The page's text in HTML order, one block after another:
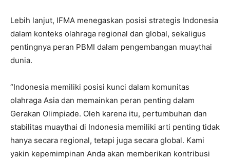
Lebih lanjut, IFMA menegaskan posisi strategis Indonesia
dalam konteks olahraga regional dan global, sekaligus
pentingnya peran PBMI dalam pengembangan muaythai
dunia.
“Indonesia memiliki posisi kunci dalam komunitas
olahraga Asia dan memainkan peran penting dalam
Gerakan Olimpiade. Oleh karena itu, pertumbuhan dan
stabilitas muaythai di Indonesia memiliki arti penting tidak
hanya secara regional, tetapi juga secara global. Kami
yakin kepemimpinan Anda akan memberikan kontribusi